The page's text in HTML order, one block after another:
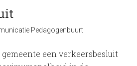
Pedagogenbuurt
een verkeersbesluit